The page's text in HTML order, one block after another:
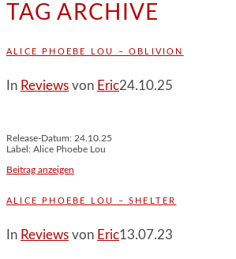
TAG ARCHIVE
ALICE PHOEBE LOU – OBLIVION
In Reviews von Eric24.10.25
Release-Datum: 24.10.25
Label: Alice Phoebe Lou
Beitrag anzeigen
ALICE PHOEBE LOU – SHELTER
In Reviews von Eric13.07.23